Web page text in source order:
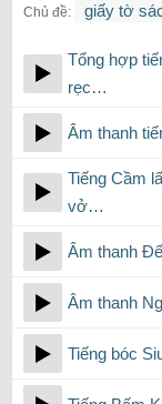
Chủ đề: giấy tờ
Tổng hợp
rẹc…
Âm thanh
Tiếng Cầm
vở…
Âm thanh
Âm thanh
Tiếng bóc